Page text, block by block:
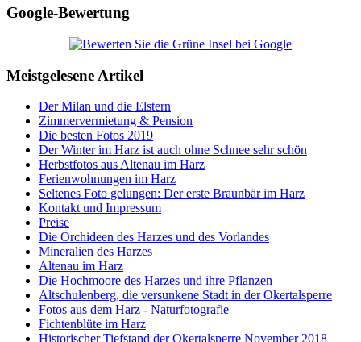
Google-Bewertung
Meistgelesene Artikel
Der Milan und die Elstern
Zimmervermietung & Pension
Die besten Fotos 2019
Der Winter im Harz ist auch ohne Schnee sehr schön
Herbstfotos aus Altenau im Harz
Ferienwohnungen im Harz
Seltenes Foto gelungen: Der erste Braunbär im Harz
Kontakt und Impressum
Preise
Die Orchideen des Harzes und des Vorlandes
Mineralien des Harzes
Altenau im Harz
Die Hochmoore des Harzes und ihre Pflanzen
Altschulenberg, die versunkene Stadt in der Okertalsperre
Fotos aus dem Harz - Naturfotografie
Fichtenblüte im Harz
Historischer Tiefstand der Okertalsperre November 2018